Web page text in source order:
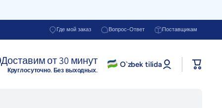
Где мой заказ Вопрос-Ответ Поставщикам
Доставим от 30 минут
Круглосуточно. Без выходных.
O`zbek tilida
Войти в
профиль
Корзина